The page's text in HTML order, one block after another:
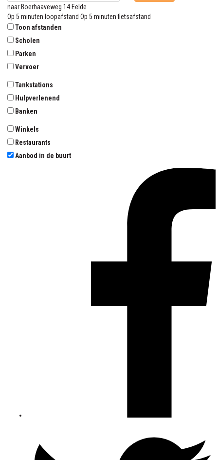
naar Boerhaaveweg 14 Eelde
Op 5 minuten loopafstand Op 5 minuten fietsafstand
Toon afstanden
Scholen
Parken
Vervoer
Tankstations
Hulpverlenend
Banken
Winkels
Restaurants
Aanbod in de buurt